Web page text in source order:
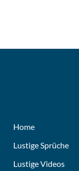
Home
Lustige Sprüche
Lustige Videos